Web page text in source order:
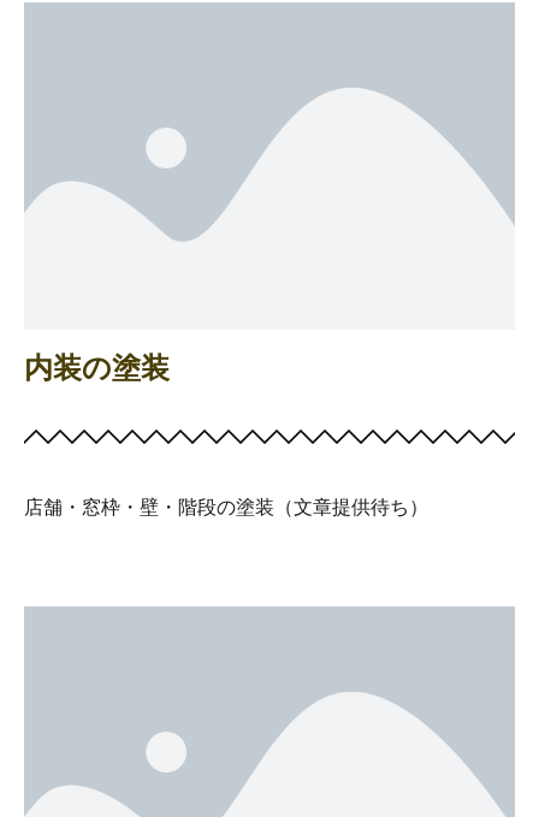
内装の塗装
店舗・窓枠・壁・階段の塗装（文章提供待ち）